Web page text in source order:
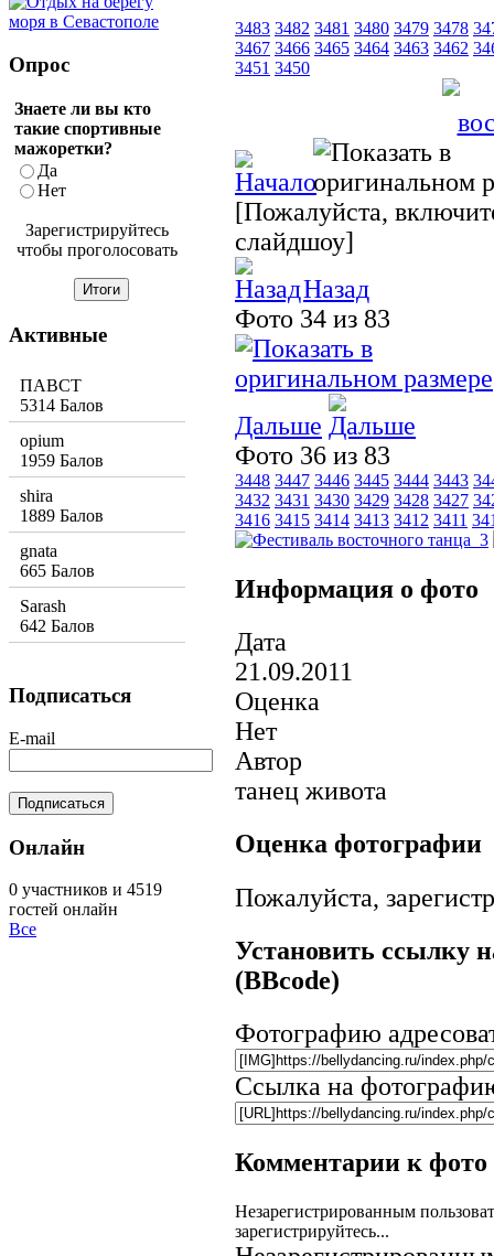
3483 3482 3481 3480 3479 3478
3467 3466 3465 3464 3463 3462
3451 3450
[Пожалуйста,
слайдшоу]
Назад
Фото 34 из 83
Дальше
Фото 36 из 83
3448 3447 3446 3445 3444 3443
3432 3431 3430 3429 3428 3427
3416 3415 3414 3413 3412 3411
Информация о фото
Дата
21.09.2011
Оценка
Нет
Автор
танец живота
Оценка фотографии
Пожалуйста,
Установить ссылку
(BBcode)
Фотографию
Ссылка на
Комментарии к фото
Незарегистрированным
зарегистрируйтесь...
Опрос
Знаете ли вы кто
такие спортивные
мажоретки?
Да
Нет
Зарегистрируйтесь
чтобы проголосовать
Активные
ПАВСТ
5314 Балов
opium
1959 Балов
shira
1889 Балов
gnata
665 Балов
Sarash
642 Балов
Подписаться
E-mail
Онлайн
0 участников и 4519
гостей онлайн
Все